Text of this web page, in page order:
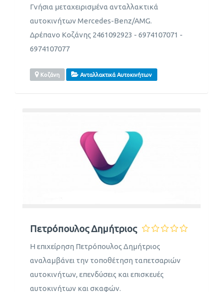
Γνήσια μεταχειρισμένα ανταλλακτικά
αυτοκινήτων Mercedes-Benz/AMG.
Δρέπανο Κοζάνης 2461092923 - 6974107071 -
6974107077
Κοζάνη Ανταλλακτικά Αυτοκινήτων
Πετρόπουλος Δημήτριος
Η επιχείρηση Πετρόπουλος Δημήτριος
αναλαμβάνει την τοποθέτηση ταπετσαριών
αυτοκινήτων, επενδύσεις και επισκευές
αυτοκινήτων και σκαφών.